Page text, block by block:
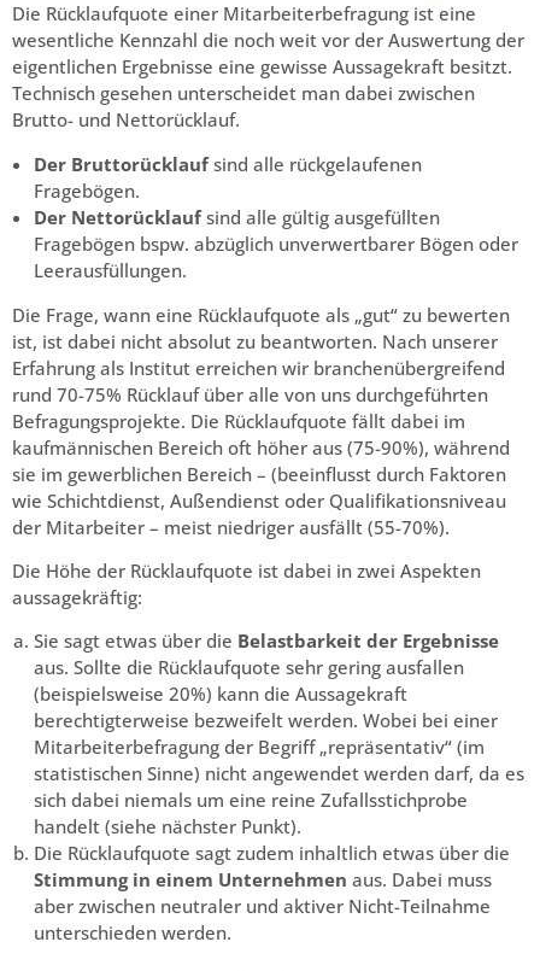
Die Rücklaufquote einer Mitarbeiterbefragung ist eine
wesentliche Kennzahl die noch weit vor der Auswertung der
eigentlichen Ergebnisse eine gewisse Aussagekraft besitzt.
Technisch gesehen unterscheidet man dabei zwischen
Brutto- und Nettorücklauf.
Der Bruttorücklaufsind alle rückgelaufenen
Fragebögen.
Der Nettorücklaufsind alle gültig ausgefüllten
Fragebögen bspw. abzüglich unverwertbarer Bögen oder
Leerausfüllungen.
Die Frage, wann eine Rücklaufquote als „gut“ zu bewerten
ist, ist dabei nicht absolut zu beantworten. Nach unserer
Erfahrung als Institut erreichen wir branchenübergreifend
rund 70-75% Rücklauf über alle von uns durchgeführten
Befragungsprojekte. Die Rücklaufquote fällt dabei im
kaufmännischen Bereich oft höher aus (75-90%), während
sie im gewerblichen Bereich – (beeinflusst durch Faktoren
wie Schichtdienst, Außendienst oder Qualifikationsniveau
der Mitarbeiter – meist niedriger ausfällt (55-70%).
Die Höhe der Rücklaufquote ist dabei in zwei Aspekten
aussagekräftig:
Sie sagt etwas über die Belastbarkeit der Ergebnisse
aus. Sollte die Rücklaufquote sehr gering ausfallen
(beispielsweise 20%) kann die Aussagekraft
berechtigterweise bezweifelt werden. Wobei bei einer
Mitarbeiterbefragung der Begriff „repräsentativ“ (im
statistischen Sinne) nicht angewendet werden darf, da es
sich dabei niemals um eine reine Zufallsstichprobe
handelt (siehe nächster Punkt).
Die Rücklaufquote sagt zudem inhaltlich etwas über die
Stimmung in einem Unternehmen aus. Dabei muss
aber zwischen neutraler und aktiver Nicht-Teilnahme
unterschieden werden.